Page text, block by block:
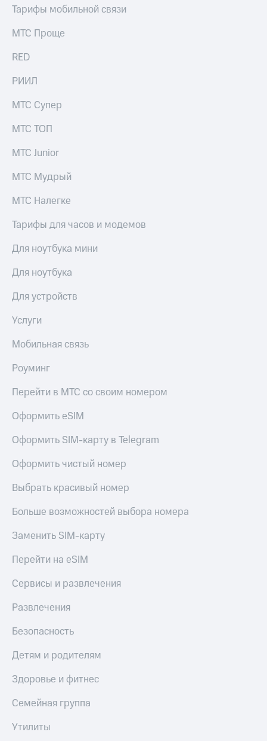
Тарифы мобильной связи
МТС Проще
RED
РИИЛ
МТС Супер
МТС ТОП
МТС Junior
МТС Мудрый
МТС Налегке
Тарифы для часов и модемов
Для ноутбука мини
Для ноутбука
Для устройств
Услуги
Мобильная связь
Роуминг
Перейти в МТС со своим номером
Оформить eSIM
Оформить SIM-карту в Telegram
Оформить чистый номер
Выбрать красивый номер
Больше возможностей выбора номера
Заменить SIM-карту
Перейти на eSIM
Сервисы и развлечения
Развлечения
Безопасность
Детям и родителям
Здоровье и фитнес
Семейная группа
Утилиты